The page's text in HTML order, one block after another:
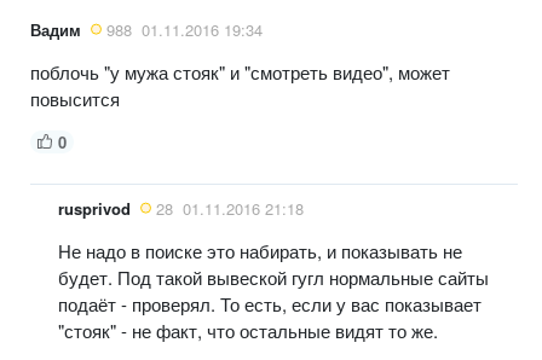
Вадим 988 01.11.2016 19:34
поблочь "у мужа стояк" и "смотреть видео", может
повысится
0
rusprivod 28 01.11.2016 21:18
Не надо в поиске это набирать, и показывать не
будет. Под такой вывеской гугл нормальные сайты
подаёт - проверял. То есть, если у вас показывает
"стояк" - не факт, что остальные видят то же.